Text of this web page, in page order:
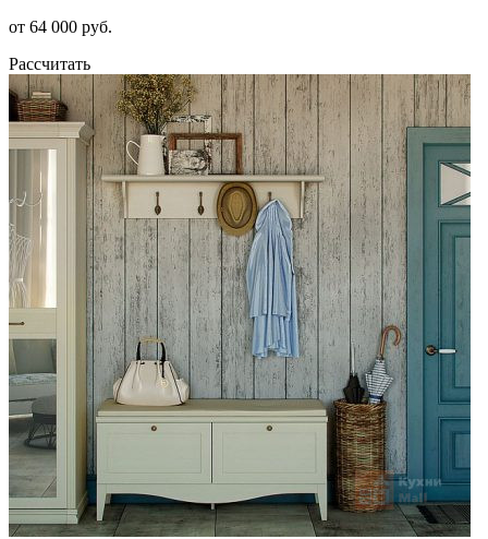
от 64 000 руб.
Рассчитать